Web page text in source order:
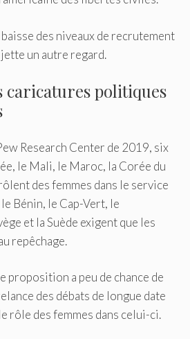
des niveaux de recrutement
un autre regard.
caricatures politiques
Research Center de 2019, six
le Mali, le Maroc, la Corée du
des femmes dans le service
Bénin, le Cap-Vert, le
et la Suède exigent que les
repêchage.
proposition a peu de chance de
des débats de longue date
rôle des femmes dans celui-ci.